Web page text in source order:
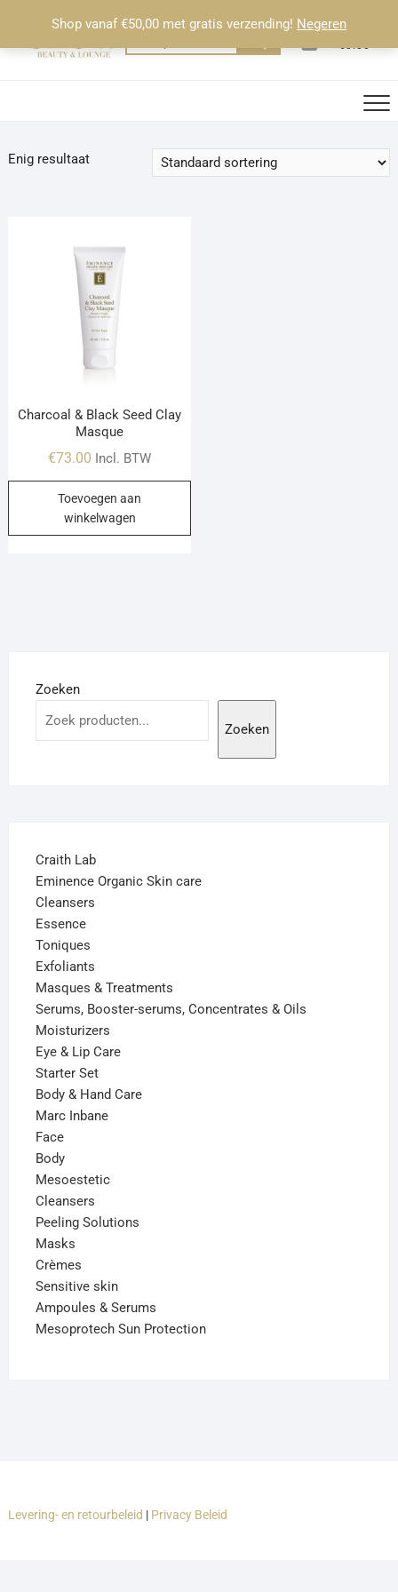
Shop vanaf €50,00 met gratis verzending! Negeren
de
naar:
0
Totaal
€0.00
Enig resultaat
Charcoal & Black Seed Clay
Masque
€73.00 Incl. BTW
Toevoegen aan
winkelwagen
Zoeken
Zoeken
Craith Lab
Eminence Organic Skin care
Cleansers
Essence
Toniques
Exfoliants
Masques & Treatments
Serums, Booster-serums, Concentrates & Oils
Moisturizers
Eye & Lip Care
Starter Set
Body & Hand Care
Marc Inbane
Face
Body
Mesoestetic
Cleansers
Peeling Solutions
Masks
Crèmes
Sensitive skin
Ampoules & Serums
Mesoprotech Sun Protection
Levering- en retourbeleid | Privacy Beleid